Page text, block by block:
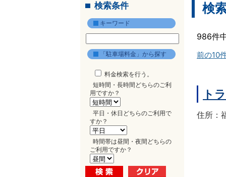
検索条件
キーワード
「駐車場料金」から探す
料金検索を行う。
短時間・長時間どちらのご利
用ですか？
平日・休日どちらのご利用で
すか？
時間帯は昼間・夜間どちらの
ご利用ですか？
検
986件
前の10
ト
住所：